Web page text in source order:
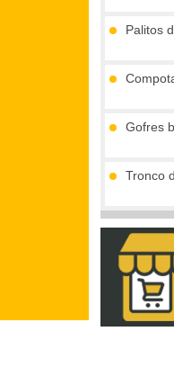
Palitos
Gofres
Tronco
Vieiras